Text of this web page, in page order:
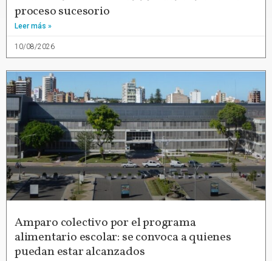
proceso sucesorio
Leer más »
10/08/2026
Amparo colectivo por el programa
alimentario escolar: se convoca a quienes
puedan estar alcanzados